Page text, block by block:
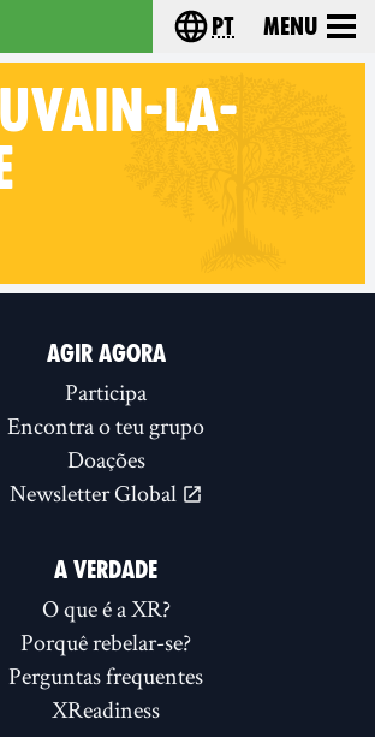
- Home Choose your
pt Menu
LA-
la-Neuve on
AGIR AGORA
Participa
Encontra o teu grupo
Doações
Newsletter Global
A VERDADE
O que é a XR?
Porquê rebelar-se?
Perguntas frequentes
XReadiness